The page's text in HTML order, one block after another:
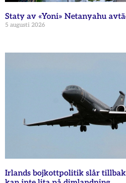
Staty av «Yoni» Netanyahu
5 augusti 2026
Irlands bojkottpolitik slår